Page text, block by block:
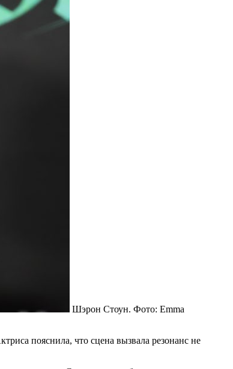
Шэрон Стоун. Фото: Emma
пояснила, что сцена вызвала резонанс не